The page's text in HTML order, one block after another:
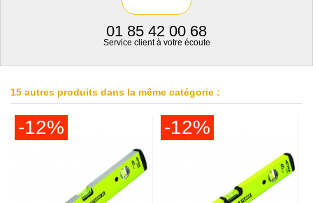
01 85 42 00 68
Service client à votre écoute
15 autres produits dans la même catégorie :
-12% -12%